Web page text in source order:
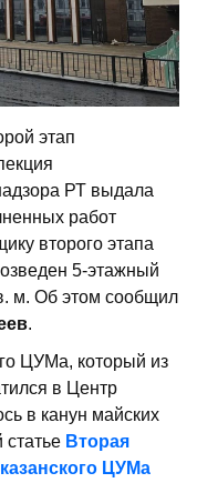
этап
РТ выдала
работ
второго этапа
5-этажный
м. Об этом сообщил
.
ЦУМа, который из
в Центр
в канун майских
Вторая
ЦУМа